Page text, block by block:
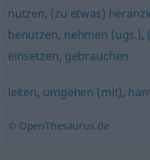
nutzen, (zu etwas)
benutzen, nehmen (ugs.),
einsetzen, gebrauchen
leiten, umgehen (mit),
© OpenThesaurus.de